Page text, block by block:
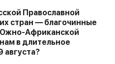
Православной
стран —благочинные
Африканской
в длительное
августа?